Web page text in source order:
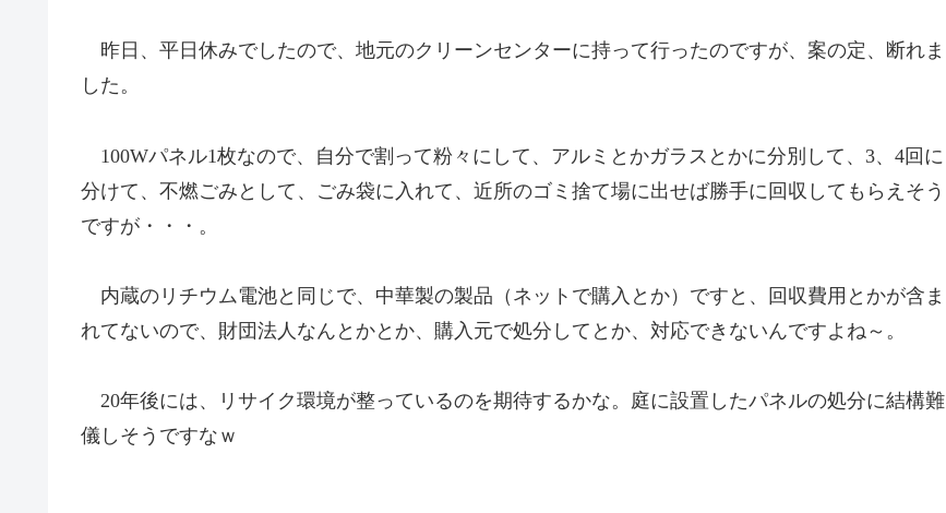
昨日、平日休みでしたので、地元のクリーンセンターに持って行ったのですが、案の定、断れま
した。
100Wパネル1枚なので、自分で割って粉々にして、アルミとかガラスとかに分別して、3、4回に
分けて、不燃ごみとして、ごみ袋に入れて、近所のゴミ捨て場に出せば勝手に回収してもらえそう
ですが・・・。
内蔵のリチウム電池と同じで、中華製の製品（ネットで購入とか）ですと、回収費用とかが含ま
れてないので、財団法人なんとかとか、購入元で処分してとか、対応できないんですよね～。
20年後には、リサイク環境が整っているのを期待するかな。庭に設置したパネルの処分に結構難
儀しそうですなｗ